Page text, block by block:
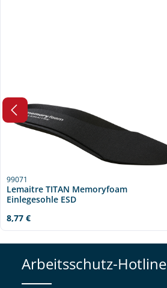
99071
Lemaitre TITAN Memoryfoam
Einlegesohle ESD
Regulärer Preis:
8,77 €
Arbeitsschutz-Hotline